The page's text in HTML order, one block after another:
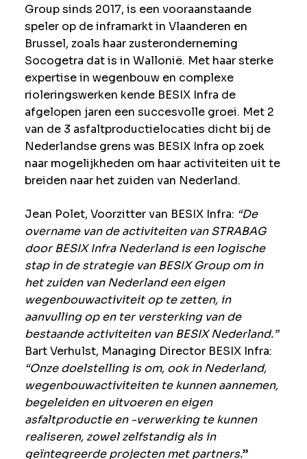
Group sinds 2017, is een vooraanstaande
speler op de inframarkt in Vlaanderen en
Brussel, zoals haar zusteronderneming
Socogetra dat is in Wallonië. Met haar sterke
expertise in wegenbouw en complexe
rioleringswerken kende BESIX Infra de
afgelopen jaren een succesvolle groei. Met 2
van de 3 asfaltproductielocaties dicht bij de
Nederlandse grens was BESIX Infra op zoek
naar mogelijkheden om haar activiteiten uit te
breiden naar het zuiden van Nederland.
Jean Polet, Voorzitter van BESIX Infra: “De
overname van de activiteiten van STRABAG
door BESIX Infra Nederland is een logische
stap in de strategie van BESIX Group om in
het zuiden van Nederland een eigen
wegenbouwactiviteit op te zetten, in
aanvulling op en ter versterking van de
bestaande activiteiten van BESIX Nederland.”
Bart Verhulst, Managing Director BESIX Infra:
“Onze doelstelling is om, ook in Nederland,
wegenbouwactiviteiten te kunnen aannemen,
begeleiden en uitvoeren en eigen
asfaltproductie en -verwerking te kunnen
realiseren, zowel zelfstandig als in
geïntegreerde projecten met partners.”